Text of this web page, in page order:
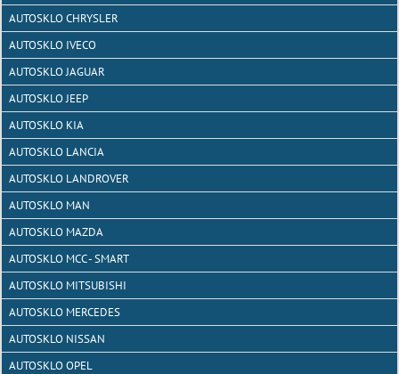
AUTOSKLO CHRYSLER
AUTOSKLO IVECO
AUTOSKLO JAGUAR
AUTOSKLO JEEP
AUTOSKLO KIA
AUTOSKLO LANCIA
AUTOSKLO LANDROVER
AUTOSKLO MAN
AUTOSKLO MAZDA
AUTOSKLO MCC - SMART
AUTOSKLO MITSUBISHI
AUTOSKLO MERCEDES
AUTOSKLO NISSAN
AUTOSKLO OPEL